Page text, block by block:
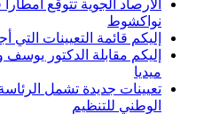
الأرصاد الجوية تتوقع
نواكشوط
إليكم قائمة التعيينات
إليكم مقابلة الدكتور يوسف
ميديا
تعيينات جديدة تشمل
الوطني للتنظيم